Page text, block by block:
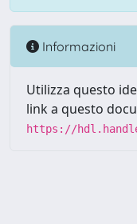
Informazioni
Utilizza questo
link a questo
https://